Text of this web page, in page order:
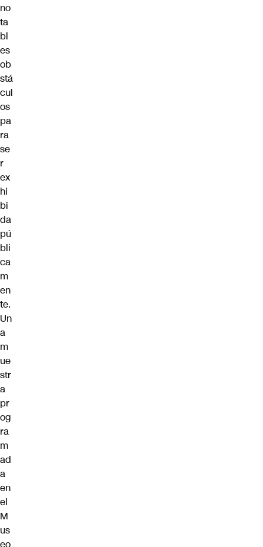
no
ta
bl
es
ob
stá
cul
os
pa
ra
se
r
ex
hi
bi
da
pú
bli
ca
m
en
te.
Un
a
m
ue
str
a
pr
og
ra
m
ad
a
en
el
M
us
eo